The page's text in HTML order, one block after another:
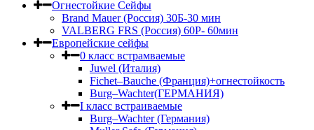
Огнестойкие Сейфы
Brand Mauer (Россия) 30Б-30 мин
VALBERG FRS (Россия) 60Р- 60мин
Европейские сейфы
0 класс встрамваемые
Juwel (Италия)
Fichet–Bauche (Франция)+огнестойкость
Burg–Wachter(ГЕРМАНИЯ)
I класс встраиваемые
Burg–Wachter (Германия)